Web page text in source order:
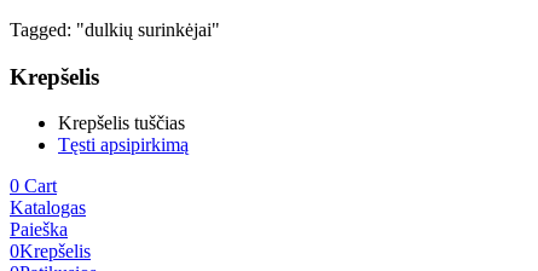
Tagged: "dulkių surinkėjai"
Krepšelis
Krepšelis tuščias
Tęsti apsipirkimą
0 Cart
Katalogas
Paieška
0Krepšelis